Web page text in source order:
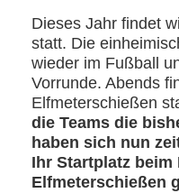
Dieses Jahr findet
statt. Die
wieder im Fußball
Vorrunde. Abends
Elfmeterschießen
die Teams die
haben sich nun
Ihr Startplatz beim
Elfmeterschießen